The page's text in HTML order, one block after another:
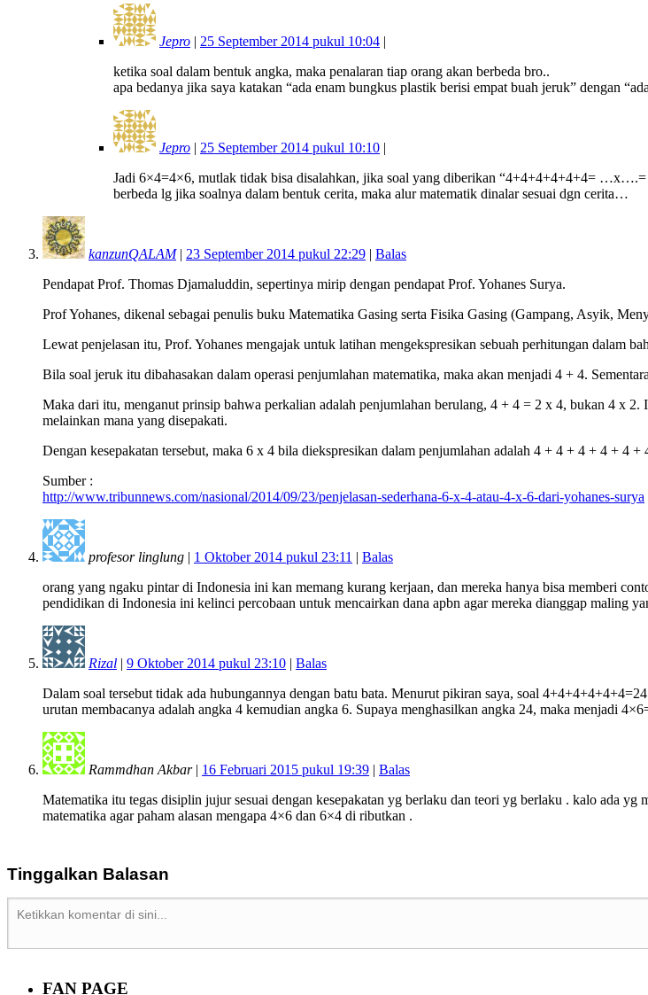
Jepro | 25 September 2014 pukul 10:04 |
ketika soal dalam bentuk angka, maka penalaran tiap orang akan berbeda bro..
apa bedanya jika saya katakan “ada enam bungkus plastik berisi empat buah jeruk” dengan
Jepro | 25 September 2014 pukul 10:10 |
Jadi 6×4=4×6, mutlak tidak bisa disalahkan, jika soal yang diberikan “4+4+4+4+4+4=
berbeda lg jika soalnya dalam bentuk cerita, maka alur matematik dinalar sesuai dgn cerita…
kanzunQALAM | 23 September 2014 pukul 22:29 | Balas
Pendapat Prof. Thomas Djamaluddin, sepertinya mirip dengan pendapat Prof. Yohanes Surya.
Prof Yohanes, dikenal sebagai penulis buku Matematika Gasing serta Fisika Gasing (Gampang, Asyik,
Lewat penjelasan itu, Prof. Yohanes mengajak untuk latihan mengekspresikan sebuah perhitungan dalam
Bila soal jeruk itu dibahasakan dalam operasi penjumlahan matematika, maka akan menjadi 4 + 4.
Maka dari itu, menganut prinsip bahwa perkalian adalah penjumlahan berulang, 4 + 4 = 2 x 4, bukan 4 x 2.
melainkan mana yang disepakati.
Dengan kesepakatan tersebut, maka 6 x 4 bila diekspresikan dalam penjumlahan adalah 4 + 4 + 4 + 4 + 4
Sumber :
http://www.tribunnews.com/nasional/2014/09/23/penjelasan-sederhana-6-x-4-atau-4-x-6-dari-yohanes-surya
profesor linglung | 1 Oktober 2014 pukul 23:11 | Balas
orang yang ngaku pintar di Indonesia ini kan memang kurang kerjaan, dan mereka hanya bisa memberi
pendidikan di Indonesia ini kelinci percobaan untuk mencairkan dana apbn agar mereka dianggap maling
Rizal | 9 Oktober 2014 pukul 23:10 | Balas
Dalam soal tersebut tidak ada hubungannya dengan batu bata. Menurut pikiran saya, soal
urutan membacanya adalah angka 4 kemudian angka 6. Supaya menghasilkan angka 24, maka menjadi
Rammdhan Akbar | 16 Februari 2015 pukul 19:39 | Balas
Matematika itu tegas disiplin jujur sesuai dengan kesepakatan yg berlaku dan teori yg berlaku . kalo ada
matematika agar paham alasan mengapa 4×6 dan 6×4 di ributkan .
Tinggalkan Balasan
FAN PAGE